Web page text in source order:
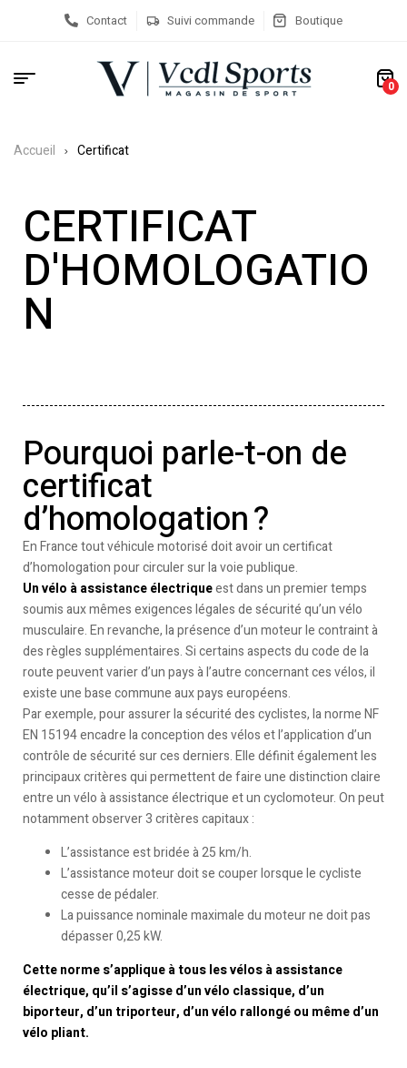
Contact Suivi commande Boutique
0
Accueil Certificat
CERTIFICAT
D'HOMOLOGATIO
N
Pourquoi parle-t-on de
certificat
d’homologation ?
En France tout véhicule motorisé doit avoir un certificat
d’homologation pour circuler sur la voie publique.
Un vélo à assistance électriqueest dans un premier temps
soumis aux mêmes exigences légales de sécurité qu’un vélo
musculaire. En revanche, la présence d’un moteur le contraint à
des règles supplémentaires. Si certains aspects du code de la
route peuvent varier d’un pays à l’autre concernant ces vélos, il
existe une base commune aux pays européens.
Par exemple, pour assurer la sécurité des cyclistes, la norme NF
EN 15194 encadre la conception des vélos et l’application d’un
contrôle de sécurité sur ces derniers. Elle définit également les
principaux critères qui permettent de faire une distinction claire
entre un vélo à assistance électrique et un cyclomoteur. On peut
notamment observer 3 critères capitaux :
L’assistance est bridée à 25 km/h.
L’assistance moteur doit se couper lorsque le cycliste
cesse de pédaler.
La puissance nominale maximale du moteur ne doit pas
dépasser 0,25 kW.
Cette norme s’applique à tous les vélos à assistance
électrique, qu’il s’agisse d’un vélo classique, d’un
biporteur, d’un triporteur, d’un vélo rallongé ou même d’un
vélo pliant.